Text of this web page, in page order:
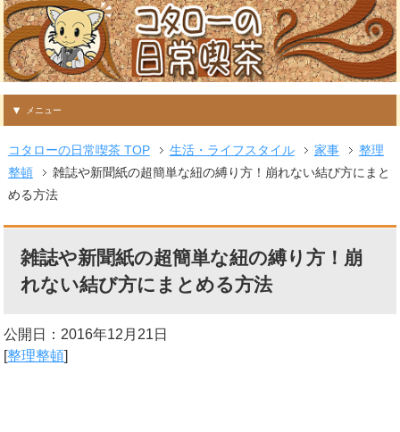
メニュー
コタローの日常喫茶 TOP 生活・ライフスタイル 家事
整理
整頓
雑誌や新聞紙の超簡単な紐の縛り方！崩れない結び方にまと
める方法
雑誌や新聞紙の超簡単な紐の縛り方！崩
れない結び方にまとめる方法
公開日： 2016年12月21日
[整理整頓]